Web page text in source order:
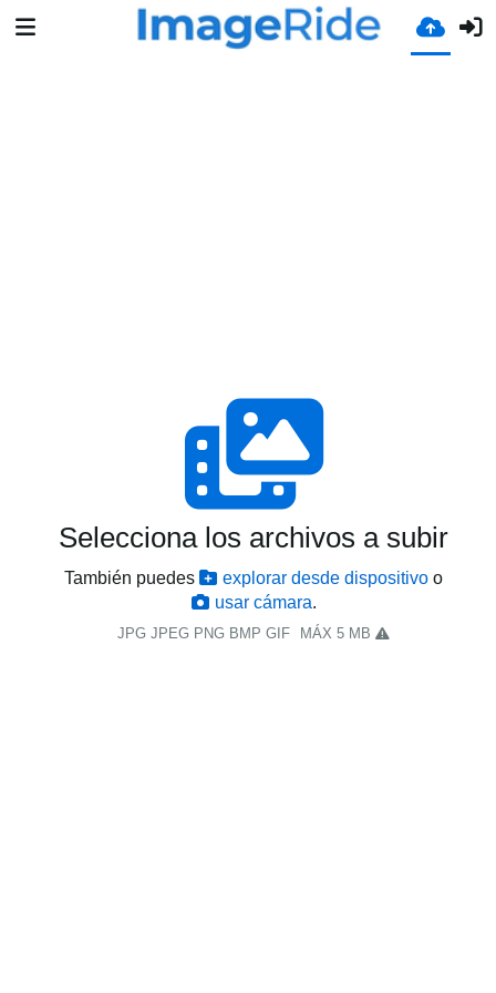
Selecciona los archivos a subir
También puedes explorar desde dispositivo
usar cámara
JPG JPEG PNG BMP GIF MÁX 5 MB